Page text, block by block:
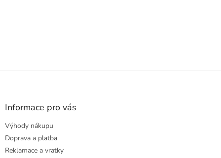
Z
Informace pro vás
Výhody nákupu
Doprava a platba
Reklamace a vratky